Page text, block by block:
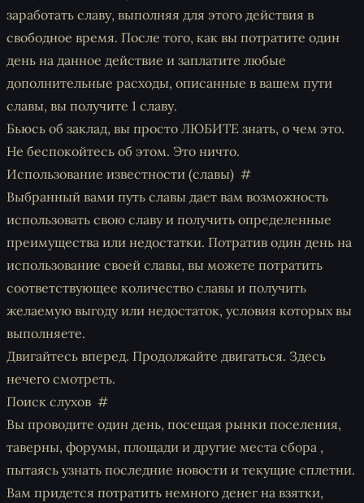
заработать славу, выполняя для этого действия в
свободное время. После того, как вы потратите один
день на данное действие и заплатите любые
дополнительные расходы, описанные в вашем пути
славы, вы получите 1 славу.
Бьюсь об заклад, вы просто ЛЮБИТЕ знать, о чем это.
Не беспокойтесь об этом. Это ничто.
Использование известности (славы)
Выбранный вами путь славы дает вам возможность
использовать свою славу и получить определенные
преимущества или недостатки. Потратив один день на
использование своей славы, вы можете потратить
соответствующее количество славы и получить
желаемую выгоду или недостаток, условия которых вы
выполняете.
Двигайтесь вперед. Продолжайте двигаться. Здесь
нечего смотреть.
Поиск слухов
Вы проводите один день, посещая рынки поселения,
таверны, форумы, площади и другие места сбора ,
пытаясь узнать последние новости и текущие сплетни.
Вам придется потратить немного денег на взятки,